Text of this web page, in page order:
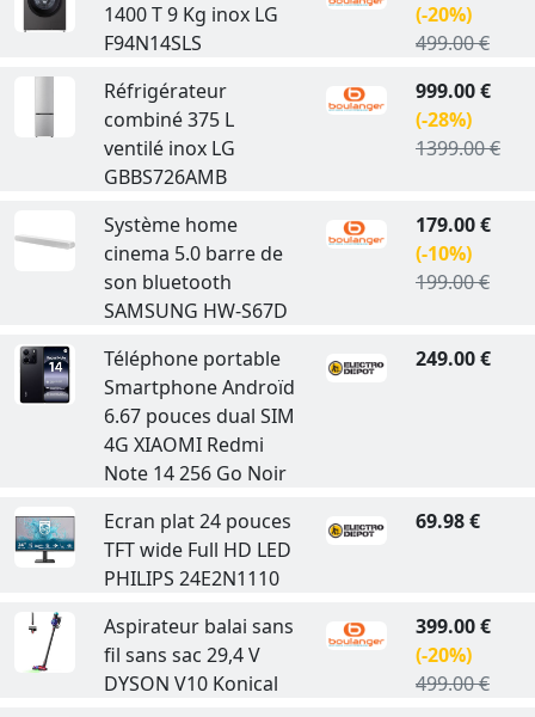
1400 T 9 Kg inox LG
F94N14SLS
(-20%)
499.00 €
Réfrigérateur
combiné 375 L
ventilé inox LG
GBBS726AMB
999.00 €
(-28%)
1399.00 €
Système home
cinema 5.0 barre de
son bluetooth
SAMSUNG HW-S67D
179.00 €
(-10%)
199.00 €
Téléphone portable
Smartphone Androïd
6.67 pouces dual SIM
4G XIAOMI Redmi
Note 14 256 Go Noir
249.00 €
Ecran plat 24 pouces
TFT wide Full HD LED
PHILIPS 24E2N1110
69.98 €
Aspirateur balai sans
fil sans sac 29,4 V
DYSON V10 Konical
399.00 €
(-20%)
499.00 €